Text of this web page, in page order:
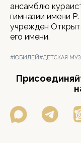
ансамблю
гимназии имени
учрежден
его имени.
#ЮБИЛЕЙ#ДЕТСКАЯ